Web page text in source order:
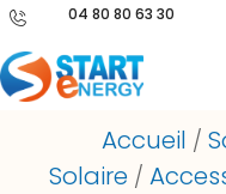
04 80 80 63 30
Accueil /
Solaire/